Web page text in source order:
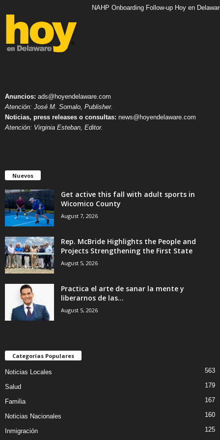
NAHP Onboarding Follow-up Hoy en
Anuncios: ads@hoyendelaware.com
Atención: José M. Somalo, Publisher.
Noticias, press releases o consultas: news@hoyendelaware.com
Atención: Virginia Esteban, Editor.
Nuevos
Get active this fall with adult sports in
Wicomico County
August 7, 2026
Rep. McBride Highlights the People and
Projects Strengthening the First State
August 5, 2026
Practica el arte de sanar la mente y
liberarnos de las...
August 5, 2026
Categorías Populares
Noticias Locales 563
Salud 179
Familia 167
Noticias Nacionales 160
Inmigración 125